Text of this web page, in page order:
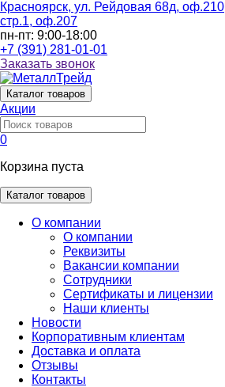
Красноярск, ул. Рейдовая 68д, оф.210
стр.1, оф.207
пн-пт: 9:00-18:00
+7 (391) 281-01-01
Заказать звонок
Каталог товаров
Акции
0
Корзина пуста
Каталог товаров
О компании
О компании
Реквизиты
Вакансии компании
Сотрудники
Сертификаты и лицензии
Наши клиенты
Новости
Корпоративным клиентам
Доставка и оплата
Отзывы
Контакты